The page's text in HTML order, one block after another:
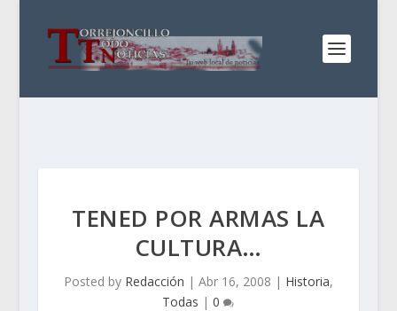
TENED POR ARMAS LA
CULTURA…
Posted by Redacción | Abr 16, 2008 | Historia,
Todas |0